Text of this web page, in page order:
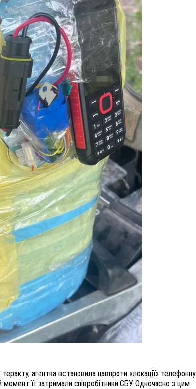
агентка встановила навпроти «локації» телефонну
її затримали співробітники СБУ. Одночасно з цим